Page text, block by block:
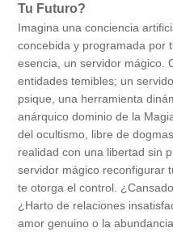
Tu Futuro?
Imagina una conciencia
concebida y programada por
esencia, un servidor mágico.
entidades temibles; un
psique, una herramienta
anárquico dominio de la
del ocultismo, libre de
realidad con una libertad sin
servidor mágico reconfigurar
te otorga el control.
¿Harto de relaciones
amor genuino o la